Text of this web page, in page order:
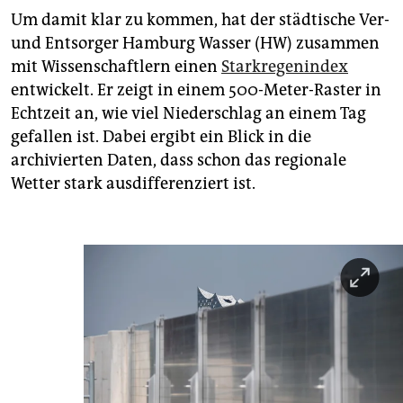
Um damit klar zu kommen, hat der städtische Ver-
und Entsorger Hamburg Wasser (HW) zusammen
mit Wissenschaftlern einen Starkregenindex
entwickelt. Er zeigt in einem 500-Meter-Raster in
Echtzeit an, wie viel Niederschlag an einem Tag
gefallen ist. Dabei ergibt ein Blick in die
archivierten Daten, dass schon das regionale
Wetter stark ausdifferenziert ist.